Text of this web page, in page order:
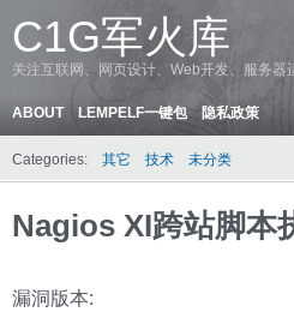
C1G军火库
关注互联网、网页设计、Web开发、服务
ABOUT LEMPELF一键包 隐私政策
Categories: 其它 技术 未分类
Nagios XI跨站脚本
漏洞版本: